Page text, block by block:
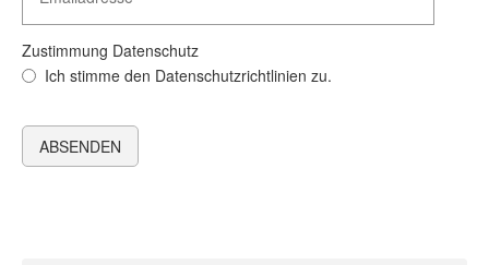
Zustimmung Datenschutz
Ich stimme den Datenschutzrichtlinien zu.